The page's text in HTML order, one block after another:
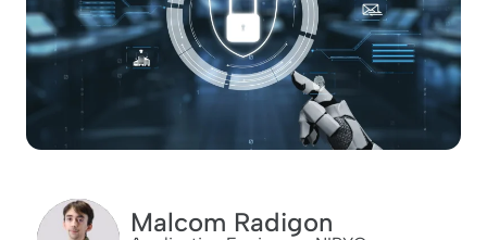
Malcom Radigon